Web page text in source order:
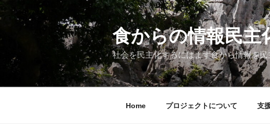
ン
ン
食からの情報民
社会を民主化するにはまず食から情報を
Home プロジェクトについて 支